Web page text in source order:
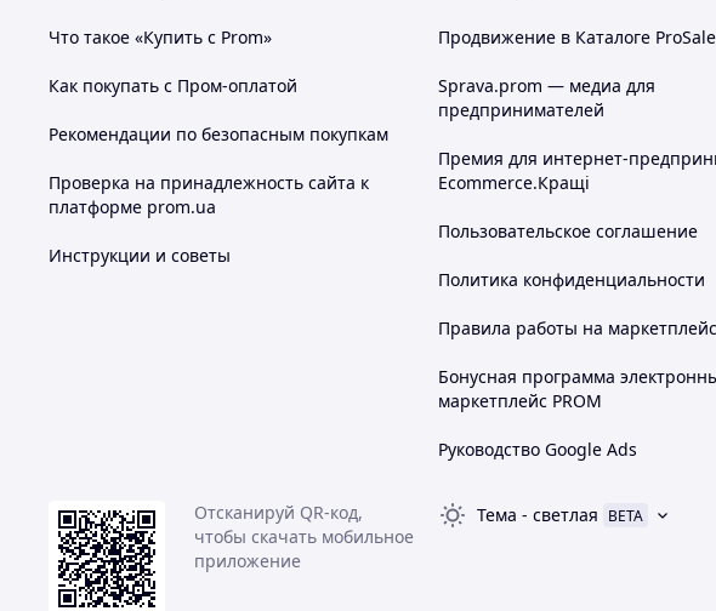
Что такое «Купить с Prom»
Как покупать с Пром-оплатой
Рекомендации по безопасным покупкам
Проверка на принадлежность сайта к
платформе prom.ua
Инструкции и советы
Продвижение в Каталоге ProSale
Sprava.prom — медиа для
предпринимателей
Премия для интернет-
Ecommerce.Кращі
Пользовательское соглашение
Политика конфиденциальности
Правила работы на
Бонусная программа
маркетплейс PROM
Руководство Google Ads
Отсканируй QR-код,
чтобы скачать мобильное
приложение
Тема - светлая BETA